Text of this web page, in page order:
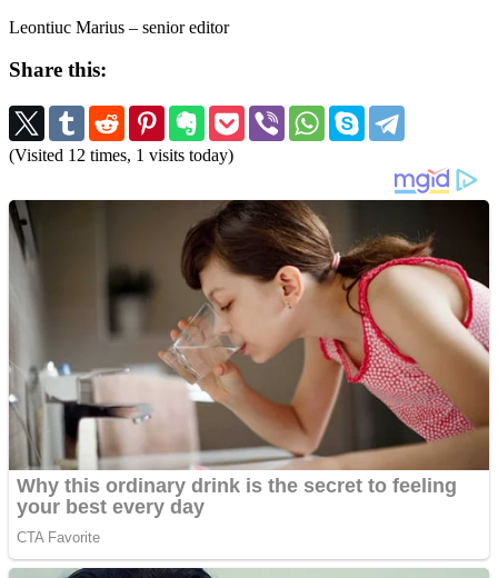
Leontiuc Marius – senior editor
Share this:
(Visited 12 times, 1 visits today)